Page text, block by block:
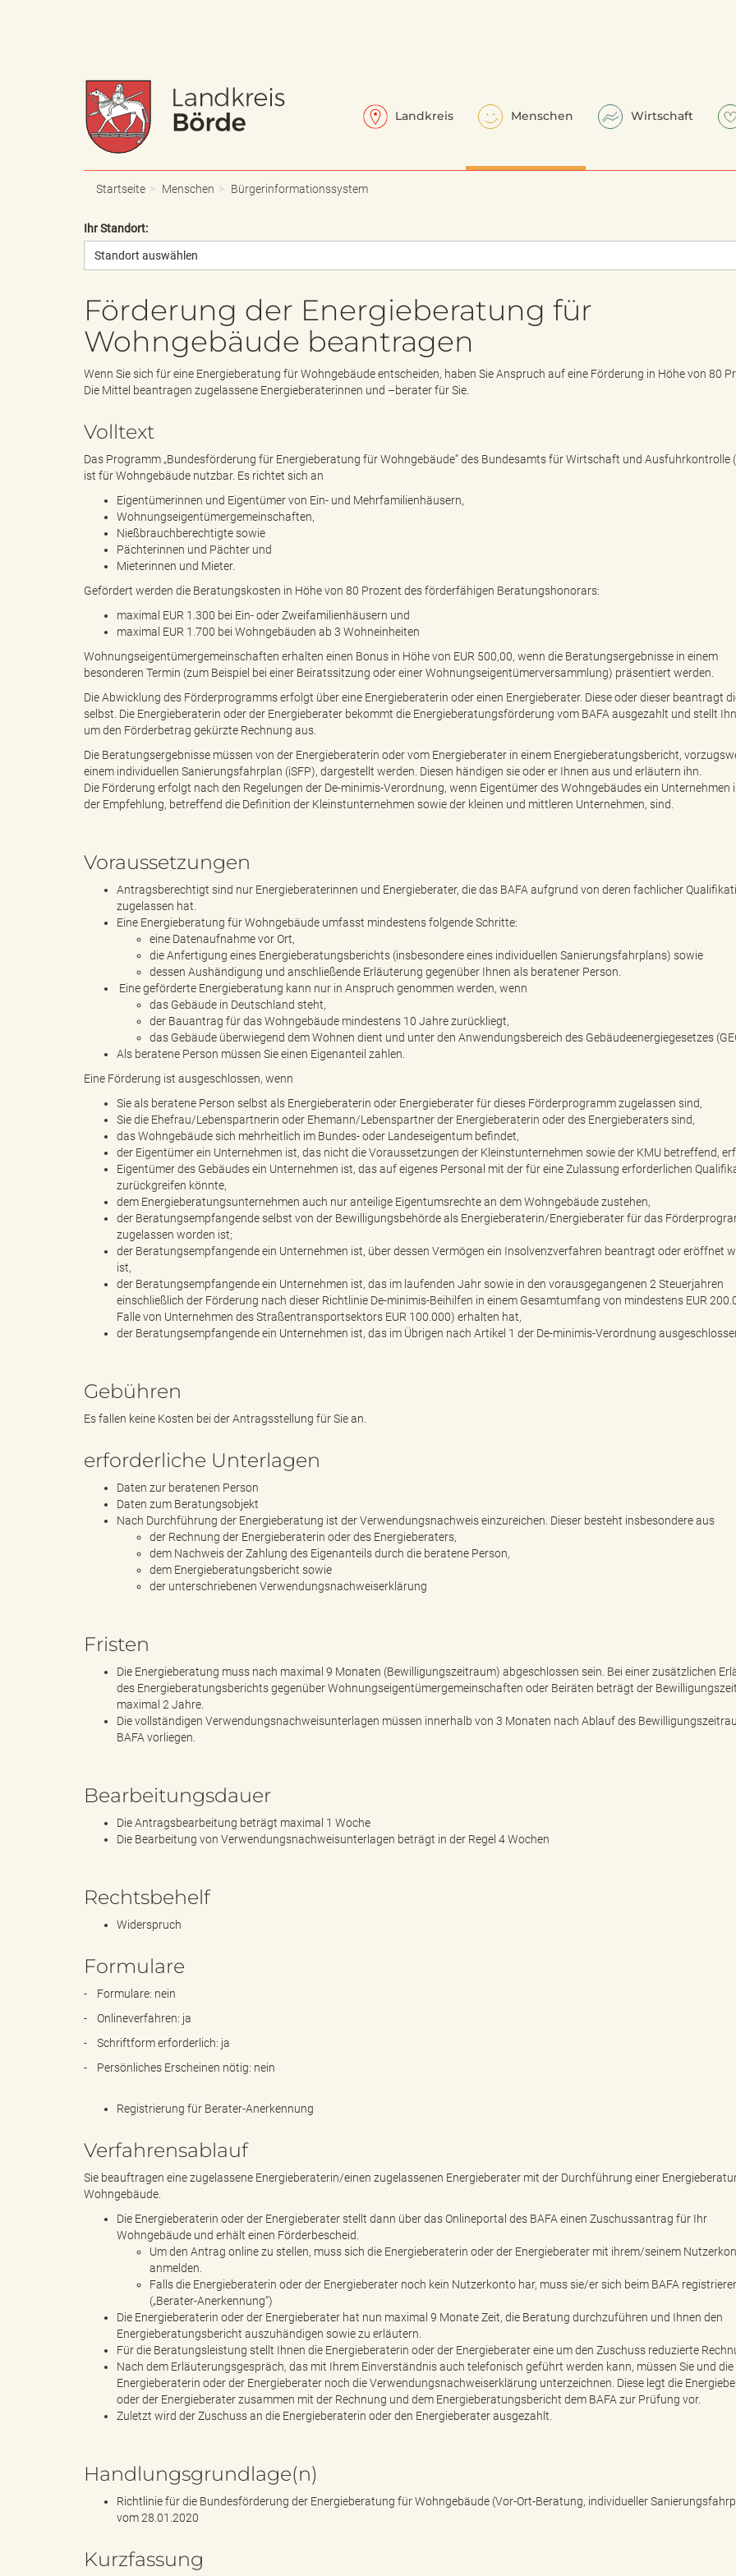
a
p
p
d
e
s
c
r
z
u
g
a
n
d
r
i
s
ö
d
r
l
n
Landkreis Menschen Wirtschaft
Startseite Menschen Bürgerinformationssystem
Ihr Standort:
Standort auswählen
Förderung der Energieberatung für
Wohngebäude beantragen
Wenn Sie sich für eine Energieberatung für Wohngebäude entscheiden, haben Sie Anspruch auf eine Förderung in Höhe von 80
Die Mittel beantragen zugelassene Energieberaterinnen und –berater für Sie.
Volltext
Das Programm „Bundesförderung für Energieberatung für Wohngebäude“ des Bundesamts für Wirtschaft und Ausfuhrkontrolle
ist für Wohngebäude nutzbar. Es richtet sich an
Eigentümerinnen und Eigentümer von Ein- und Mehrfamilienhäusern,
Wohnungseigentümergemeinschaften,
Nießbrauchberechtigte sowie
Pächterinnen und Pächter und
Mieterinnen und Mieter.
Gefördert werden die Beratungskosten in Höhe von 80 Prozent des förderfähigen Beratungshonorars:
maximal EUR 1.300 bei Ein- oder Zweifamilienhäusern und
maximal EUR 1.700 bei Wohngebäuden ab 3 Wohneinheiten
Wohnungseigentümergemeinschaften erhalten einen Bonus in Höhe von EUR 500,00, wenn die Beratungsergebnisse in einem
besonderen Termin (zum Beispiel bei einer Beiratssitzung oder einer Wohnungseigentümerversammlung) präsentiert werden.
Die Abwicklung des Förderprogramms erfolgt über eine Energieberaterin oder einen Energieberater. Diese oder dieser beantragt
selbst. Die Energieberaterin oder der Energieberater bekommt die Energieberatungsförderung vom BAFA ausgezahlt und stellt
um den Förderbetrag gekürzte Rechnung aus.
Die Beratungsergebnisse müssen von der Energieberaterin oder vom Energieberater in einem Energieberatungsbericht,
einem individuellen Sanierungsfahrplan (iSFP), dargestellt werden. Diesen händigen sie oder er Ihnen aus und erläutern ihn.
Die Förderung erfolgt nach den Regelungen der De-minimis-Verordnung, wenn Eigentümer des Wohngebäudes ein Unternehmen
der Empfehlung, betreffend die Definition der Kleinstunternehmen sowie der kleinen und mittleren Unternehmen, sind.
Voraussetzungen
Antragsberechtigt sind nur Energieberaterinnen und Energieberater, die das BAFA aufgrund von deren fachlicher
zugelassen hat.
Eine Energieberatung für Wohngebäude umfasst mindestens folgende Schritte:
eine Datenaufnahme vor Ort,
die Anfertigung eines Energieberatungsberichts (insbesondere eines individuellen Sanierungsfahrplans) sowie
dessen Aushändigung und anschließende Erläuterung gegenüber Ihnen als beratener Person.
Eine geförderte Energieberatung kann nur in Anspruch genommen werden, wenn
das Gebäude in Deutschland steht,
der Bauantrag für das Wohngebäude mindestens 10 Jahre zurückliegt,
das Gebäude überwiegend dem Wohnen dient und unter den Anwendungsbereich des Gebäudeenergiegesetzes
Als beratene Person müssen Sie einen Eigenanteil zahlen.
Eine Förderung ist ausgeschlossen, wenn
Sie als beratene Person selbst als Energieberaterin oder Energieberater für dieses Förderprogramm zugelassen sind,
Sie die Ehefrau/Lebenspartnerin oder Ehemann/Lebenspartner der Energieberaterin oder des Energieberaters sind,
das Wohngebäude sich mehrheitlich im Bundes- oder Landeseigentum befindet,
der Eigentümer ein Unternehmen ist, das nicht die Voraussetzungen der Kleinstunternehmen sowie der KMU betreffend,
Eigentümer des Gebäudes ein Unternehmen ist, das auf eigenes Personal mit der für eine Zulassung erforderlichen
zurückgreifen könnte,
dem Energieberatungsunternehmen auch nur anteilige Eigentumsrechte an dem Wohngebäude zustehen,
der Beratungsempfangende selbst von der Bewilligungsbehörde als Energieberaterin/Energieberater für das
zugelassen worden ist;
der Beratungsempfangende ein Unternehmen ist, über dessen Vermögen ein Insolvenzverfahren beantragt oder eröffnet
ist,
der Beratungsempfangende ein Unternehmen ist, das im laufenden Jahr sowie in den vorausgegangenen 2 Steuerjahren
einschließlich der Förderung nach dieser Richtlinie De-minimis-Beihilfen in einem Gesamtumfang von mindestens EUR
Falle von Unternehmen des Straßentransportsektors EUR 100.000) erhalten hat,
der Beratungsempfangende ein Unternehmen ist, das im Übrigen nach Artikel 1 der De-minimis-Verordnung
Gebühren
Es fallen keine Kosten bei der Antragsstellung für Sie an.
erforderliche Unterlagen
Daten zur beratenen Person
Daten zum Beratungsobjekt
Nach Durchführung der Energieberatung ist der Verwendungsnachweis einzureichen. Dieser besteht insbesondere aus
der Rechnung der Energieberaterin oder des Energieberaters,
dem Nachweis der Zahlung des Eigenanteils durch die beratene Person,
dem Energieberatungsbericht sowie
der unterschriebenen Verwendungsnachweiserklärung
Fristen
Die Energieberatung muss nach maximal 9 Monaten (Bewilligungszeitraum) abgeschlossen sein. Bei einer zusätzlichen
des Energieberatungsberichts gegenüber Wohnungseigentümergemeinschaften oder Beiräten beträgt der
maximal 2 Jahre.
Die vollständigen Verwendungsnachweisunterlagen müssen innerhalb von 3 Monaten nach Ablauf des
BAFA vorliegen.
Bearbeitungsdauer
Die Antragsbearbeitung beträgt maximal 1 Woche
Die Bearbeitung von Verwendungsnachweisunterlagen beträgt in der Regel 4 Wochen
Rechtsbehelf
Widerspruch
Formulare
- Formulare: nein
- Onlineverfahren: ja
- Schriftform erforderlich: ja
- Persönliches Erscheinen nötig: nein
Registrierung für Berater-Anerkennung
Verfahrensablauf
Sie beauftragen eine zugelassene Energieberaterin/einen zugelassenen Energieberater mit der Durchführung einer
Wohngebäude.
Die Energieberaterin oder der Energieberater stellt dann über das Onlineportal des BAFA einen Zuschussantrag für Ihr
Wohngebäude und erhält einen Förderbescheid.
Um den Antrag online zu stellen, muss sich die Energieberaterin oder der Energieberater mit ihrem/seinem
anmelden.
Falls die Energieberaterin oder der Energieberater noch kein Nutzerkonto har, muss sie/er sich beim BAFA
(„Berater-Anerkennung“)
Die Energieberaterin oder der Energieberater hat nun maximal 9 Monate Zeit, die Beratung durchzuführen und Ihnen den
Energieberatungsbericht auszuhändigen sowie zu erläutern.
Für die Beratungsleistung stellt Ihnen die Energieberaterin oder der Energieberater eine um den Zuschuss reduzierte
Nach dem Erläuterungsgespräch, das mit Ihrem Einverständnis auch telefonisch geführt werden kann, müssen Sie und die
Energieberaterin oder der Energieberater noch die Verwendungsnachweiserklärung unterzeichnen. Diese legt die
oder der Energieberater zusammen mit der Rechnung und dem Energieberatungsbericht dem BAFA zur Prüfung vor.
Zuletzt wird der Zuschuss an die Energieberaterin oder den Energieberater ausgezahlt.
Handlungsgrundlage(n)
Richtlinie für die Bundesförderung der Energieberatung für Wohngebäude (Vor-Ort-Beratung, individueller
vom 28.01.2020
Kurzfassung